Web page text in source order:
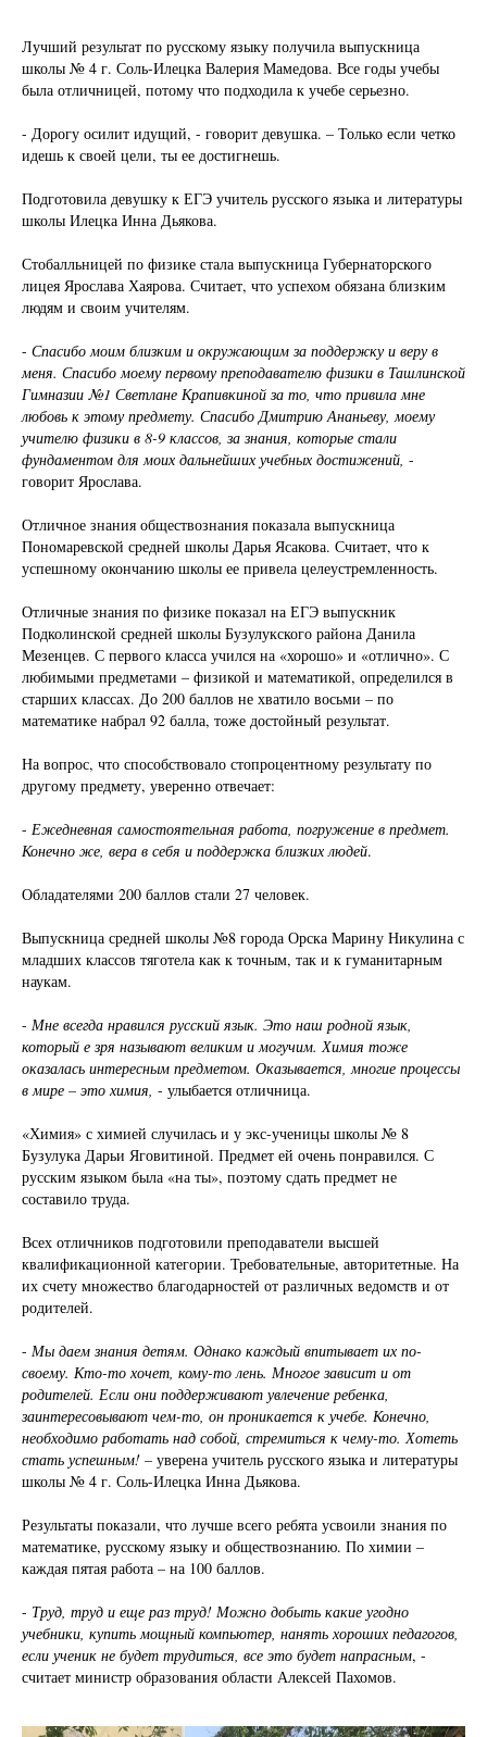
Лучший результат по русскому языку получила выпускница
школы № 4 г. Соль-Илецка Валерия Мамедова. Все годы учебы
была отличницей, потому что подходила к учебе серьезно.
- Дорогу осилит идущий, - говорит девушка. – Только если четко
идешь к своей цели, ты ее достигнешь.
Подготовила девушку к ЕГЭ учитель русского языка и литературы
школы Илецка Инна Дьякова.
Стобалльницей по физике стала выпускница Губернаторского
лицея Ярослава Хаярова. Считает, что успехом обязана близким
людям и своим учителям.
- Спасибо моим близким и окружающим за поддержку и веру в
меня. Спасибо моему первому преподавателю физики в Ташлинской
Гимназии №1 Светлане Крапивкиной за то, что привила мне
любовь к этому предмету. Спасибо Дмитрию Ананьеву, моему
учителю физики в 8-9 классов, за знания, которые стали
фундаментом для моих дальнейших учебных достижений, -
говорит Ярослава.
Отличное знания обществознания показала выпускница
Пономаревской средней школы Дарья Ясакова. Считает, что к
успешному окончанию школы ее привела целеустремленность.
Отличные знания по физике показал на ЕГЭ выпускник
Подколинской средней школы Бузулукского района Данила
Мезенцев. С первого класса учился на «хорошо» и «отлично». С
любимыми предметами – физикой и математикой, определился в
старших классах. До 200 баллов не хватило восьми – по
математике набрал 92 балла, тоже достойный результат.
На вопрос, что способствовало стопроцентному результату по
другому предмету, уверенно отвечает:
- Ежедневная самостоятельная работа, погружение в предмет.
Конечно же, вера в себя и поддержка близких людей.
Обладателями 200 баллов стали 27 человек.
Выпускница средней школы №8 города Орска Марину Никулина с
младших классов тяготела как к точным, так и к гуманитарным
наукам.
- Мне всегда нравился русский язык. Это наш родной язык,
который е зря называют великим и могучим. Химия тоже
оказалась интересным предметом. Оказывается, многие процессы
в мире – это химия, - улыбается отличница.
«Химия» с химией случилась и у экс-ученицы школы № 8
Бузулука Дарьи Яговитиной. Предмет ей очень понравился. С
русским языком была «на ты», поэтому сдать предмет не
составило труда.
Всех отличников подготовили преподаватели высшей
квалификационной категории. Требовательные, авторитетные. На
их счету множество благодарностей от различных ведомств и от
родителей.
- Мы даем знания детям. Однако каждый впитывает их по-
своему. Кто-то хочет, кому-то лень. Многое зависит и от
родителей. Если они поддерживают увлечение ребенка,
заинтересовывают чем-то, он проникается к учебе. Конечно,
необходимо работать над собой, стремиться к чему-то. Хотеть
стать успешным! – уверена учитель русского языка и литературы
школы № 4 г. Соль-Илецка Инна Дьякова.
Результаты показали, что лучше всего ребята усвоили знания по
математике, русскому языку и обществознанию. По химии –
каждая пятая работа – на 100 баллов.
- Труд, труд и еще раз труд! Можно добыть какие угодно
учебники, купить мощный компьютер, нанять хороших педагогов,
если ученик не будет трудиться, все это будет напрасным, -
считает министр образования области Алексей Пахомов.